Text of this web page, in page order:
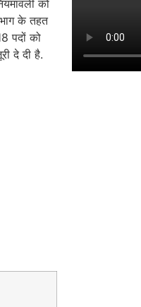
को
के तहत
पदों को
दे दी है.